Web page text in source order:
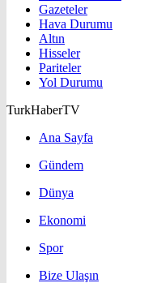
Gazeteler
Hava Durumu
Altın
Hisseler
Pariteler
Yol Durumu
TurkHaberTV
Ana Sayfa
Gündem
Dünya
Ekonomi
Spor
Bize Ulaşın